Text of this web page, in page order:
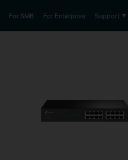
For SMB For Enterprise Support